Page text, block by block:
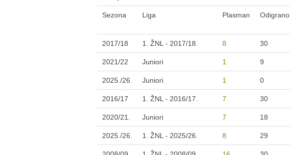
Sezona Liga Plasman Odigrano
2017/18 1. ŽNL - 2017/18. 8 30
2021/22 Juniori 1 9
2025./26. Juniori 1 0
2016/17 1. ŽNL - 2016/17. 7 30
2020/21. Juniori 7 18
2025./26. 1. ŽNL - 2025/26. 8 29